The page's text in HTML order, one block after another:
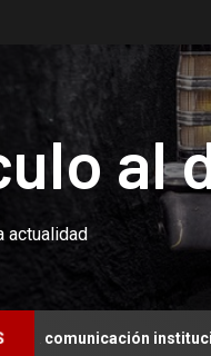
al
actualidad
institucional